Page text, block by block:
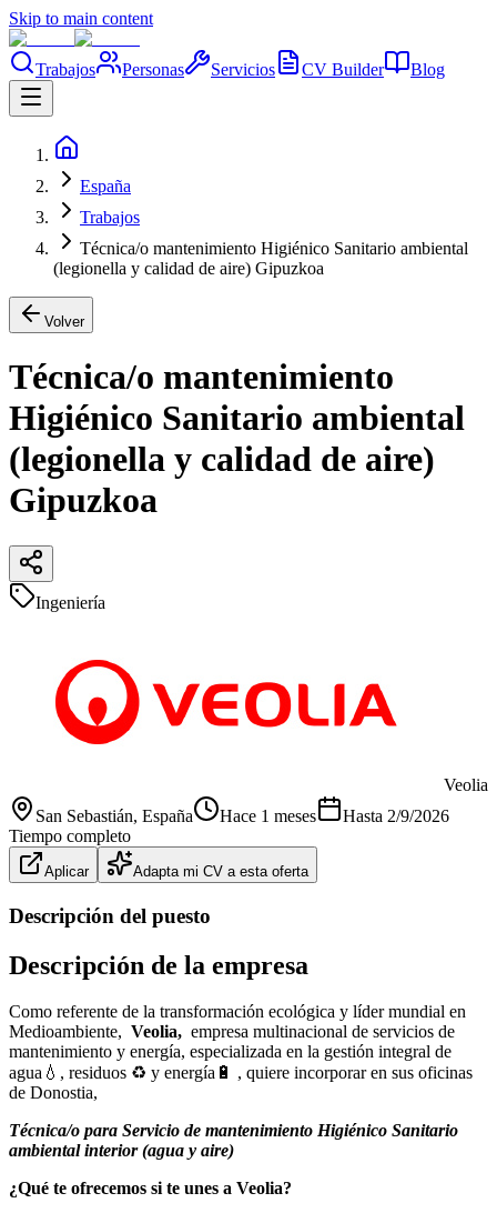
Skip to main content
Trabajos Personas Servicios CV Builder Blog
España
Trabajos
Técnica/o mantenimiento Higiénico Sanitario ambiental
(legionella y calidad de aire) Gipuzkoa
Volver
Técnica/o mantenimiento
Higiénico Sanitario ambiental
(legionella y calidad de aire)
Gipuzkoa
Ingeniería
Veolia
San Sebastián, España Hace 1 meses Hasta 2/9/2026
Tiempo completo
Aplicar Adapta mi CV a esta oferta
Descripción del puesto
Descripción de la empresa
Como referente de la transformación ecológica y líder mundial en
Medioambiente, Veolia, empresa multinacional de servicios de
mantenimiento y energía, especializada en la gestión integral de
agua💧, residuos ♻ y energía🔋 , quiere incorporar en sus oficinas
de Donostia,
Técnica/o para Servicio de mantenimiento Higiénico Sanitario
ambiental interior (agua y aire)
¿Qué te ofrecemos si te unes a Veolia?